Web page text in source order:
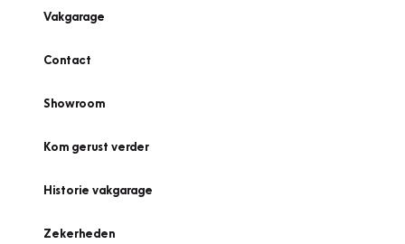
Vakgarage
Contact
Showroom
Kom gerust verder
Historie vakgarage
Zekerheden